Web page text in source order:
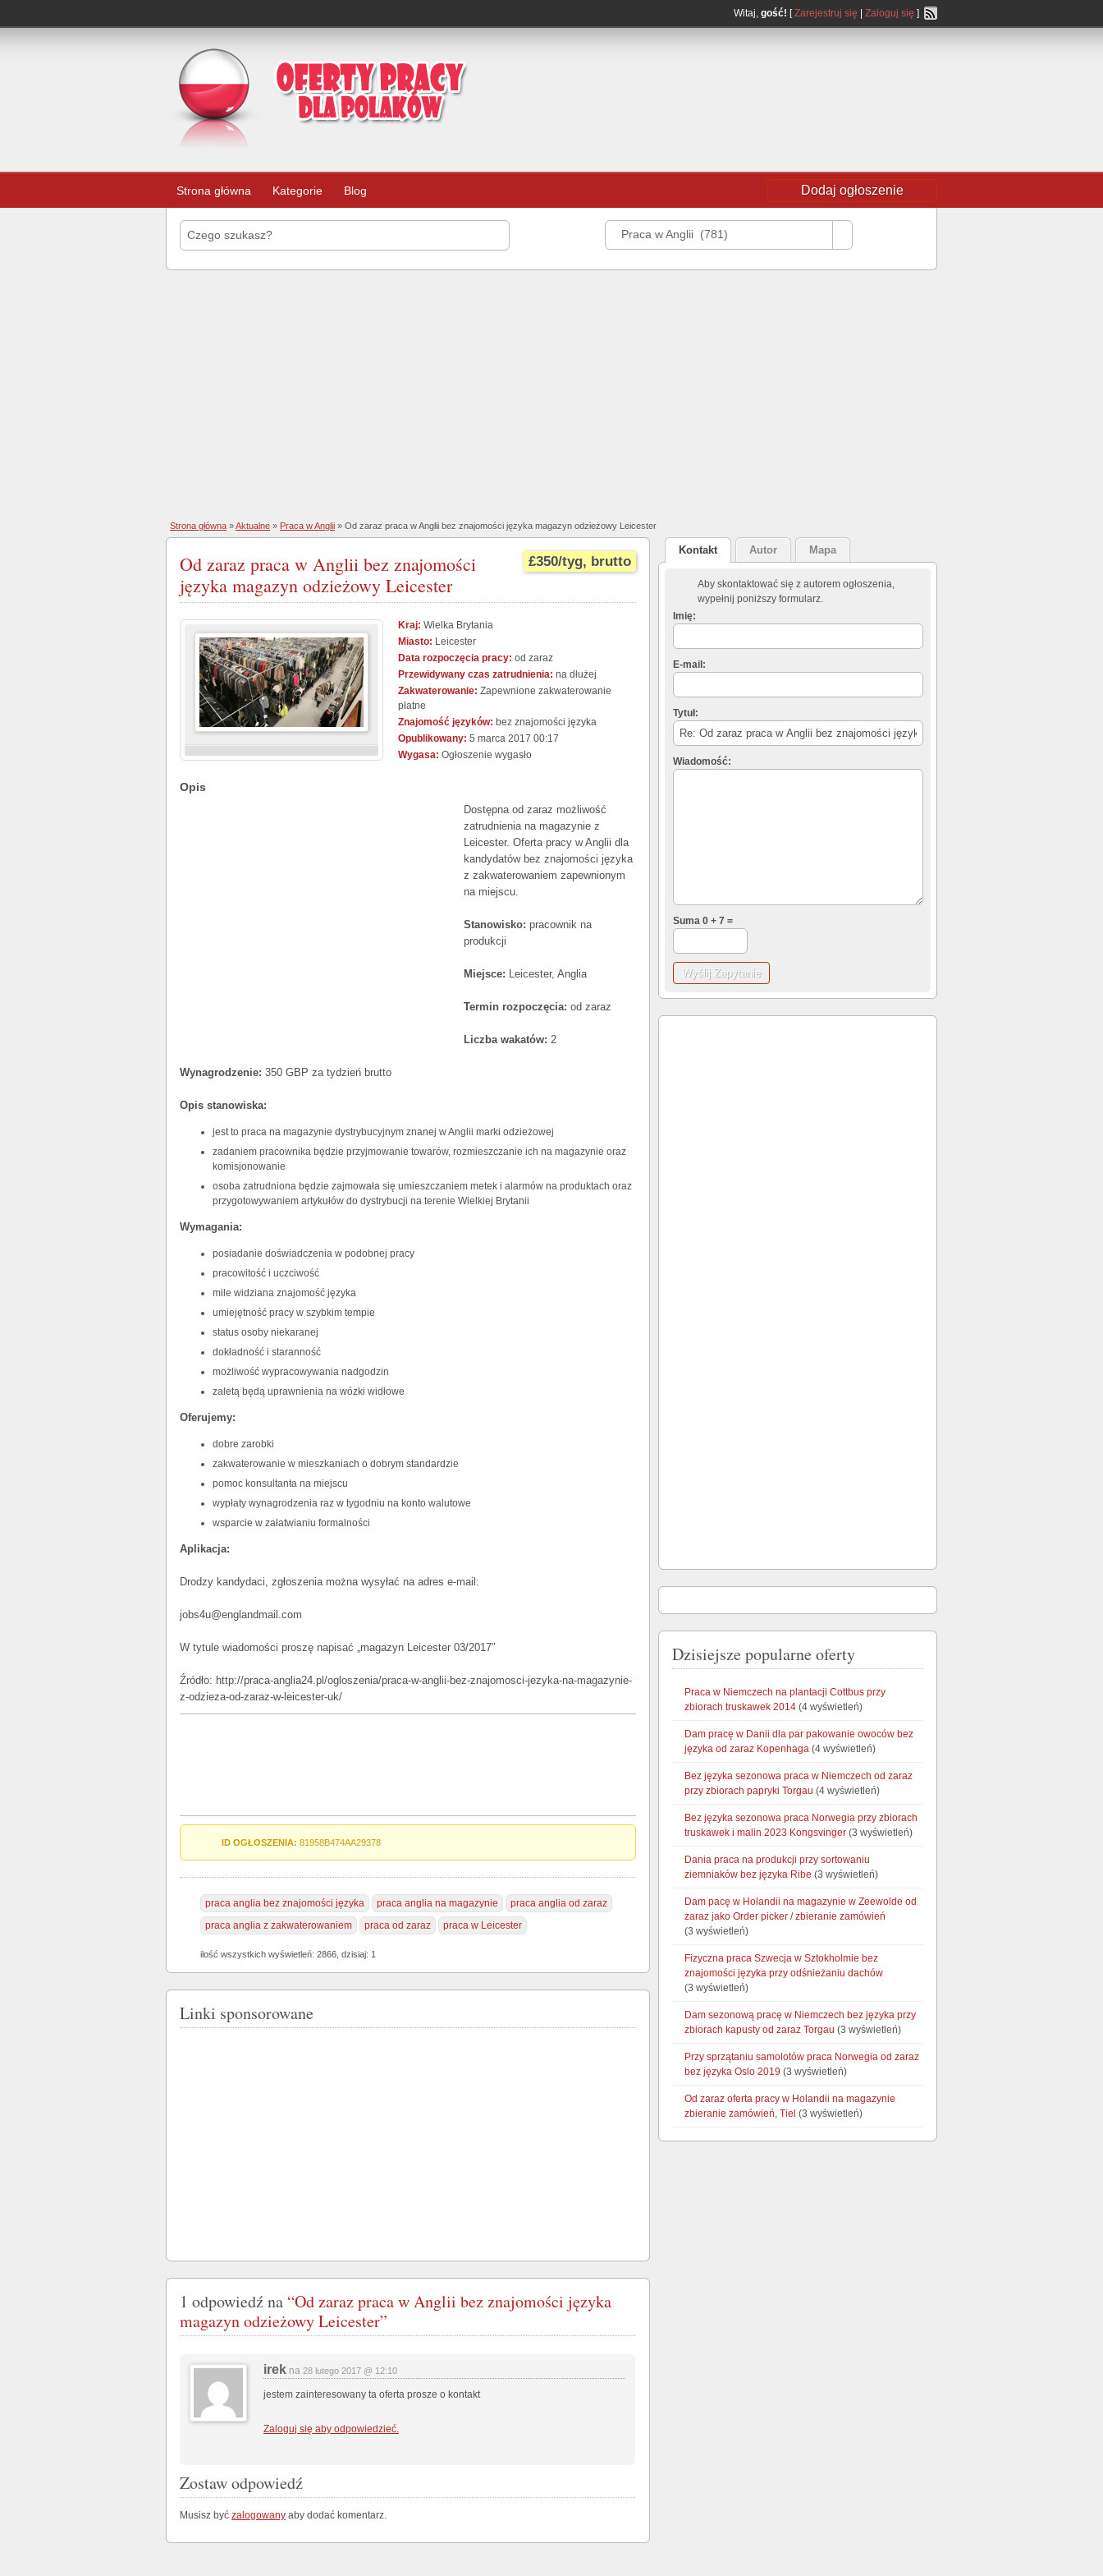
Witaj, gość! [Zarejestruj się Zaloguj się ]
Strona główna Kategorie Blog Dodaj ogłoszenie
Praca w Anglii (781)
Strona główna »Aktualne » Praca w Anglii » Od zaraz praca w Anglii bez znajomości języka magazyn odzieżowy Leicester
£350/tyg, brutto
Od zaraz praca w Anglii bez znajomości
języka magazyn odzieżowy Leicester
Kraj: Wielka Brytania
Miasto: Leicester
Data rozpoczęcia pracy: od zaraz
Przewidywany czas zatrudnienia: na dłużej
Zakwaterowanie: Zapewnione zakwaterowanie
płatne
Znajomość języków: bez znajomości języka
Opublikowany: 5 marca 2017 00:17
Wygasa: Ogłoszenie wygasło
Opis
Dostępna od zaraz możliwość
zatrudnienia na magazynie z
Leicester. Oferta pracy w Anglii dla
kandydatów bez znajomości języka
z zakwaterowaniem zapewnionym
na miejscu.
Stanowisko: pracownik na
produkcji
Miejsce: Leicester, Anglia
Termin rozpoczęcia: od zaraz
Liczba wakatów: 2
Wynagrodzenie: 350 GBP za tydzień brutto
Opis stanowiska:
jest to praca na magazynie dystrybucyjnym znanej w Anglii marki odzieżowej
zadaniem pracownika będzie przyjmowanie towarów, rozmieszczanie ich na magazynie oraz
komisjonowanie
osoba zatrudniona będzie zajmowała się umieszczaniem metek i alarmów na produktach oraz
przygotowywaniem artykułów do dystrybucji na terenie Wielkiej Brytanii
Wymagania:
posiadanie doświadczenia w podobnej pracy
pracowitość i uczciwość
mile widziana znajomość języka
umiejętność pracy w szybkim tempie
status osoby niekaranej
dokładność i staranność
możliwość wypracowywania nadgodzin
zaletą będą uprawnienia na wózki widłowe
Oferujemy:
dobre zarobki
zakwaterowanie w mieszkaniach o dobrym standardzie
pomoc konsultanta na miejscu
wypłaty wynagrodzenia raz w tygodniu na konto walutowe
wsparcie w załatwianiu formalności
Aplikacja:
Drodzy kandydaci, zgłoszenia można wysyłać na adres e-mail:
jobs4u@englandmail.com
W tytule wiadomości proszę napisać „magazyn Leicester 03/2017″
Źródło: http://praca-anglia24.pl/ogloszenia/praca-w-anglii-bez-znajomosci-jezyka-na-magazynie-
z-odzieza-od-zaraz-w-leicester-uk/
ID OGŁOSZENIA: 81958B474AA29378
praca anglia bez znajomości języka praca anglia na magazynie
praca anglia od zaraz
praca anglia z zakwaterowaniem
praca od zaraz praca w Leicester
ilość wszystkich wyświetleń: 2866, dzisiaj: 1
Linki sponsorowane
1 odpowiedź na “Od zaraz praca w Anglii bez znajomości języka
magazyn odzieżowy Leicester”
irek na 28 lutego 2017 @ 12:10
jestem zainteresowany ta oferta prosze o kontakt
Zaloguj się aby odpowiedzieć.
Zostaw odpowiedź
Musisz być zalogowany aby dodać komentarz.
Kontakt Autor Mapa
Aby skontaktować się z autorem ogłoszenia,
wypełnij poniższy formularz.
Imię:
E-mail:
Tytuł:
Wiadomość:
Suma 0 + 7 =
Dzisiejsze popularne oferty
Praca w Niemczech na plantacji Cottbus przy
zbiorach truskawek 2014 (4 wyświetleń)
Dam pracę w Danii dla par pakowanie owoców bez
języka od zaraz Kopenhaga (4 wyświetleń)
Bez języka sezonowa praca w Niemczech od zaraz
przy zbiorach papryki Torgau (4 wyświetleń)
Bez języka sezonowa praca Norwegia przy zbiorach
truskawek i malin 2023 Kongsvinger (3 wyświetleń)
Dania praca na produkcji przy sortowaniu
ziemniaków bez języka Ribe (3 wyświetleń)
Dam pacę w Holandii na magazynie w Zeewolde od
zaraz jako Order picker / zbieranie zamówień
(3 wyświetleń)
Fizyczna praca Szwecja w Sztokholmie bez
znajomości języka przy odśnieżaniu dachów
(3 wyświetleń)
Dam sezonową pracę w Niemczech bez języka przy
zbiorach kapusty od zaraz Torgau (3 wyświetleń)
Przy sprzątaniu samolotów praca Norwegia od zaraz
bez języka Oslo 2019 (3 wyświetleń)
Od zaraz oferta pracy w Holandii na magazynie
zbieranie zamówień, Tiel (3 wyświetleń)